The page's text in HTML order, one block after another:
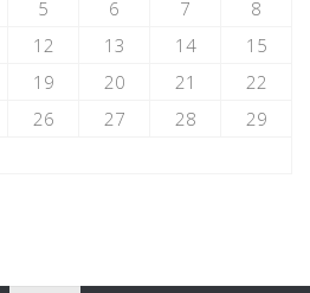
5 6 7
8
12 13 14
15
19 20 21
22
26 27 28
29